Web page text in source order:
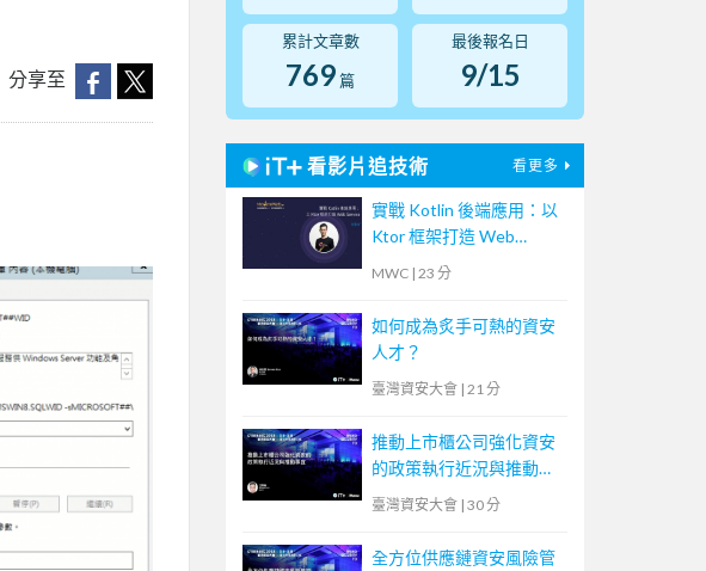
分享至
累計文章數
769 篇
最後報名日
9/15
看影片追技術 看更多
實戰 Kotlin 後端應用：以
Ktor 框架打造 Web
MWC | 23 分
如何成為炙手可熱的資安
人才？
臺灣資安大會 | 21 分
推動上市櫃公司強化資安
的政策執行近況與推動事
宜
臺灣資安大會 | 30 分
全方位供應鏈資安風險管